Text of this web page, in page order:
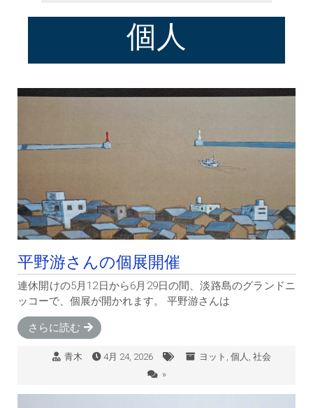
個人
平野游さんの個展開催
連休開けの5月12日から6月29日の間、淡路島のグランドニ
ッコーで、個展が開かれます。 平野游さんは
さらに読む
青木 4月 24, 2026 ヨット 個人 社会
»